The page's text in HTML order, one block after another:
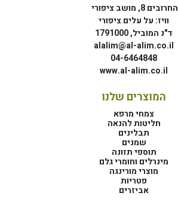
החרובים 8, מושב ציפורי
וויז: על עלים ציפורי
ד"נ המוביל, 1791000
alalim@al-alim.co.il
04-6464848
www.al-alim.co.il
המוצרים שלנו
צמחי מרפא
חליטות להנאה
תבלינים
שמנים
תוספי תזונה
מינרלים וחומרי גלם
מוצרי מורינגה
פטריות
אביזרים